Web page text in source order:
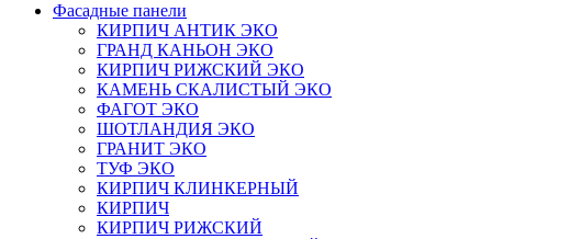
Фасадные панели
КИРПИЧ АНТИК ЭКО
ГРАНД КАНЬОН ЭКО
КИРПИЧ РИЖСКИЙ ЭКО
КАМЕНЬ СКАЛИСТЫЙ ЭКО
ФАГОТ ЭКО
ШОТЛАНДИЯ ЭКО
ГРАНИТ ЭКО
ТУФ ЭКО
КИРПИЧ КЛИНКЕРНЫЙ
КИРПИЧ
КИРПИЧ РИЖСКИЙ